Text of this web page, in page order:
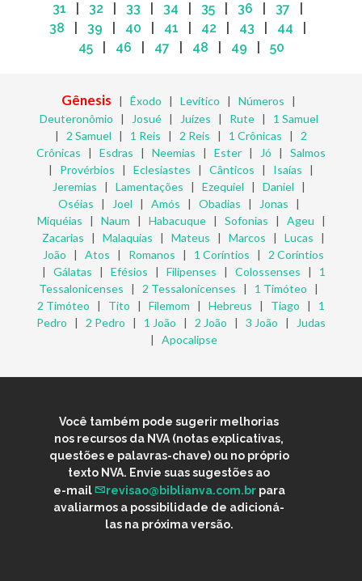
31
32 33 34 35 36 37
38
39 40 41 42 43 44
45| 46 47 48 49 50
Gênesis | Êxodo | Levítico | Números |
Deuteronômio | Josué| Juízes | Rute| 1 Samuel
| 2 Samuel | 1 Reis | 2 Reis | 1 Crônicas | 2
Crônicas | Esdras | Neemias | Ester | Jó | Salmos
| Provérbios | Eclesiastes | Cânticos | Isaías |
Jeremias | Lamentações | Ezequiel | Daniel |
Oséias | Joel | Amós | Obadias | Jonas |
Miquéias | Naum | Habacuque| Sofonias | Ageu |
Zacarias | Malaquias | Mateus | Marcos | Lucas |
João | Atos | Romanos | 1 Coríntios | 2 Coríntios
| Gálatas | Efésios | Filipenses | Colossenses | 1
Tessalonicenses | 2 Tessalonicenses | 1 Timóteo |
2 Timóteo | Tito | Filemom | Hebreus | Tiago | 1
Pedro | 2 Pedro | 1 João | 2 João | 3 João |
Judas
| Apocalipse
Você também pode sugerir melhorias
nos recursos da NVA (notas explicativas,
questões e palavras-chave) ou no próprio
texto NVA. Envie suas sugestões ao
e-mail
revisao@biblianva.com.br para
avaliarmos a possibilidade de adicioná-
las na próxima versão.